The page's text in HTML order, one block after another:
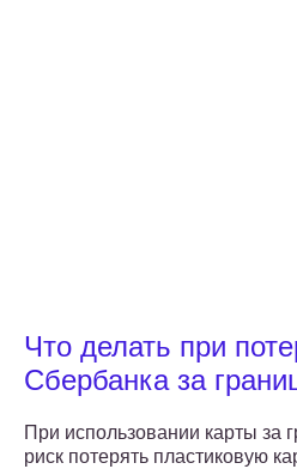
Что делать при
Сбербанка за
При использовании карты за
риск потерять пластиковую